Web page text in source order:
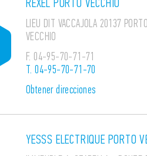
LIEU DIT VACCAJOLA 20137 PORTO
VECCHIO
F. 04-95-70-71-71
T.04-95-70-71-70
Obtener direcciones
YESSS ELECTRIQUE PORTO